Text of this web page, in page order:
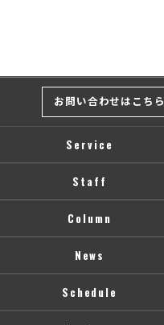
お問い合わせはこちら
Service
Staff
Column
News
Schedule